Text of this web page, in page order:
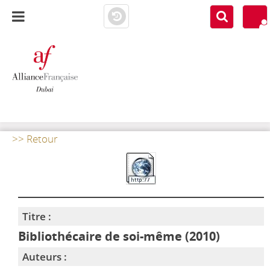
>> Retour
Titre :
Bibliothécaire de soi-même (2010)
Auteurs :